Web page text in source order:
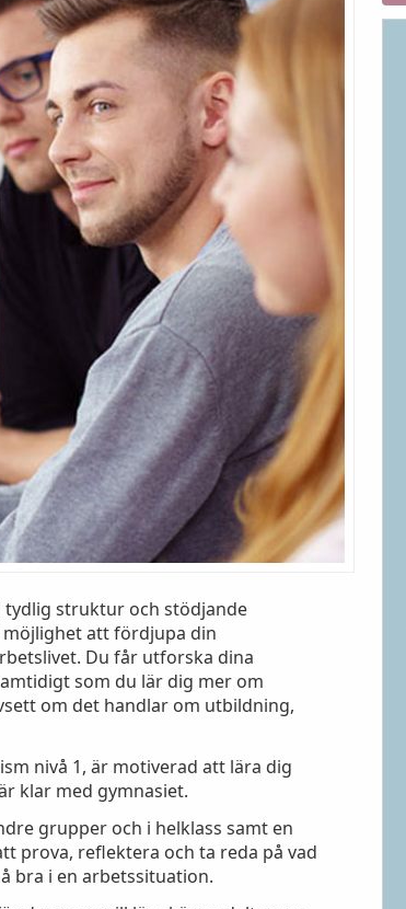
tydlig struktur och stödjande
att fördjupa din
Du får utforska dina
som du lär dig mer om
om det handlar om utbildning,
nivå 1, är motiverad att lära dig
klar med gymnasiet.
grupper och i helklass samt en
prova, reflektera och ta reda på vad
bra i en arbetssituation.